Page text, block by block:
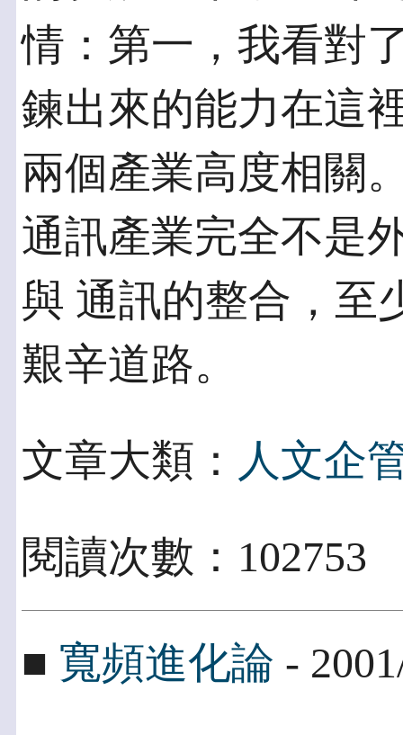
情：第一，我看對
鍊出來的能力在這
兩個產業高度相關
通訊產業完全不是
與 通訊的整合，至
艱辛道路。
文章大類： 人文企
閱讀次數：
■ 寬頻進化論 -